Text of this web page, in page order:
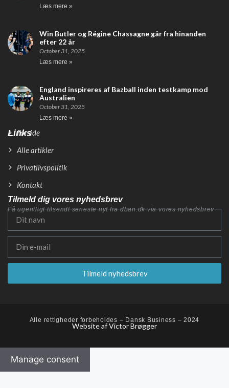
Læs mere »
Win Butler og Régine Chassagne går fra hinanden
efter 22 år
October 31, 2025
Læs mere »
England inspireres af Bazball inden testkamp mod
Australien
October 31, 2025
Læs mere »
Links
Forside
Alle artikler
Privatlivspolitik
Kontakt
Tilmeld dig vores nyhedsbrev
Få ugentligt tilsendt seneste nyt fra dban.dk via vores nyhedsbrev
Tilmeld nyhedsbrev
Alle rettigheder forbeholdes – Dansk Business – 2024
Website af Victor Brøgger
Manage consent